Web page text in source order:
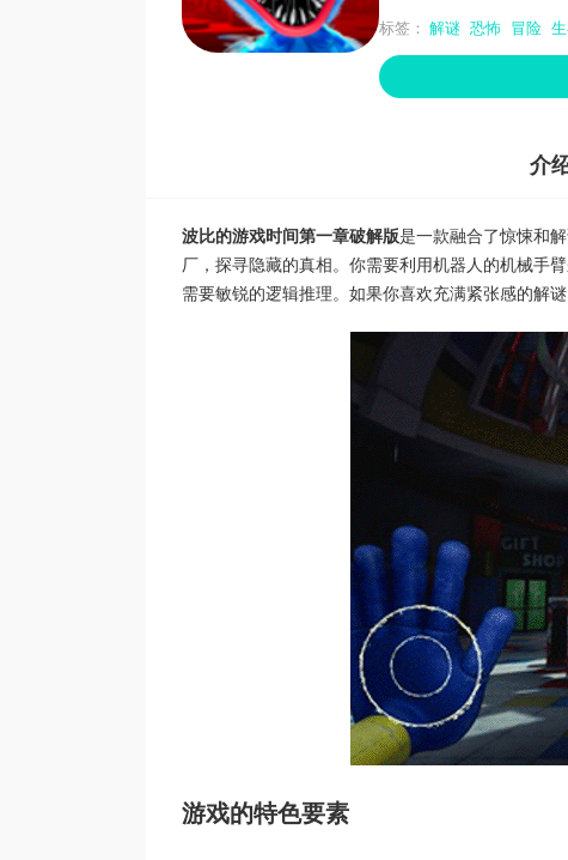
标签： 解谜 恐怖 冒险
介
波比的游戏时间第一章破解版是一款融合了惊悚和
厂，探寻隐藏的真相。你需要利用机器人的机械手
需要敏锐的逻辑推理。如果你喜欢充满紧张感的解
游戏的特色要素